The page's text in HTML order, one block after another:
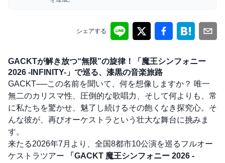
シェアする
GACKTが解き放つ“無限”の旋律！「魔王シンフォニー
2026 -INFINITY-」で巡る、漆黒の音楽旅路
GACKT──この名前を聞いて、何を想像しますか？ 唯一
無二のカリスマ性、圧倒的な歌唱力、そして何よりも、常
に私たちを驚かせ、魅了し続けるその飽くなき探究心。そ
んな彼が、再びオーケストラという壮大な舞台に挑みま
す。
来たる2026年7月より、全国8都市10公演を巡るフルオー
ケストラツアー
「GACKT 魔王シンフォニー 2026 -